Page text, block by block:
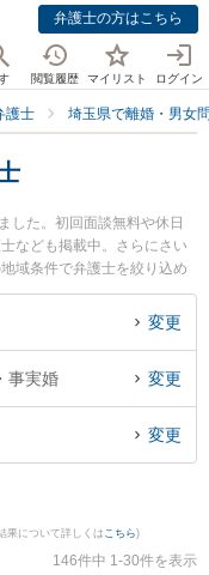
弁護士の方はこちら
閲覧履歴 マイリスト ログイン
護士 埼玉県で離婚・男女
した。初回面談無料や休日
なども掲載中。さらにさい
域条件で弁護士を絞り込め
、親権等の細かな分野での
所の飯島 努弁護士や池長・
士に相談したい』『内縁解
したい』『初回相談無料で
予約したい』などでお困り
変更
事実婚 変更
変更
果について詳しくは こちら)
146件中 1-30件を表示